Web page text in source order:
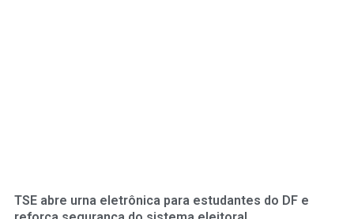
TSE abre urna eletrônica para estudantes do DF e